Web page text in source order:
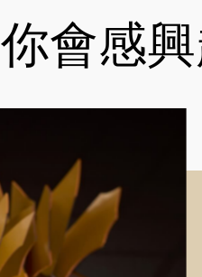
你會感